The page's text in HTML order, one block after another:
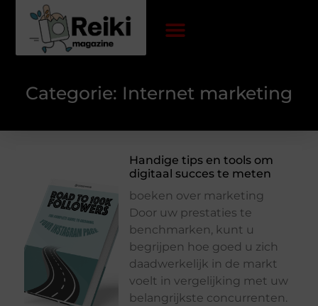
Categorie: Internet marketing
Handige tips en tools om
digitaal succes te meten
boeken over marketing
Door uw prestaties te
benchmarken, kunt u
begrijpen hoe goed u zich
daadwerkelijk in de markt
voelt in vergelijking met uw
belangrijkste concurrenten.